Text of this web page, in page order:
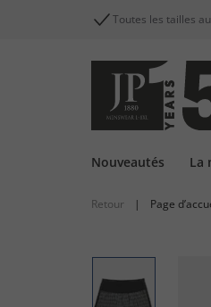
Toutes les tailles
Nouveautés La
Retour | Page